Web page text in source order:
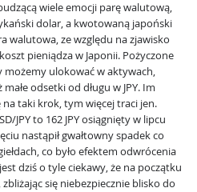
wiele emocji parę walutową,
dolar, a kwotowaną japoński
walutowa, ze względu na zjawisko
pieniądza w Japonii. Pożyczone
ulokować w aktywach,
odsetki od długu w JPY. Im
taki krok, tym więcej traci jen.
JPY to 162 JPY osiągnięty w lipcu
nastąpił gwałtowny spadek co
co było efektem odwrócenia
dziś o tyle ciekawy, że na początku
zbliżając się niebezpiecznie blisko do